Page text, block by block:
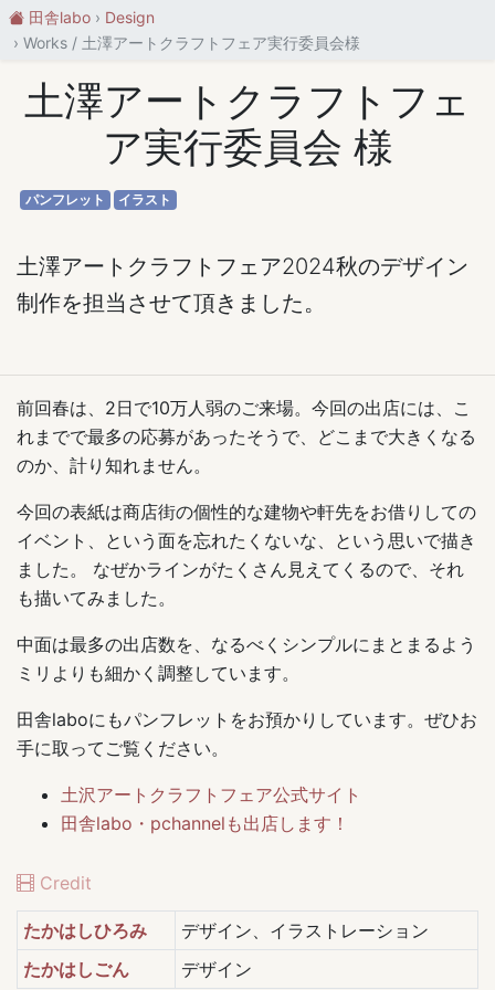
田舎labo
Design
Works / 土澤アートクラフトフェア実行委員会様
土澤アートクラフトフェ
ア実行委員会 様
パンフレット イラスト
土澤アートクラフトフェア2024秋のデザイン
制作を担当させて頂きました。
前回春は、2日で10万人弱のご来場。今回の出店には、こ
れまでで最多の応募があったそうで、どこまで大きくなる
のか、計り知れません。
今回の表紙は商店街の個性的な建物や軒先をお借りしての
イベント、という面を忘れたくないな、という思いで描き
ました。 なぜかラインがたくさん見えてくるので、それ
も描いてみました。
中面は最多の出店数を、なるべくシンプルにまとまるよう
ミリよりも細かく調整しています。
田舎laboにもパンフレットをお預かりしています。ぜひお
手に取ってご覧ください。
土沢アートクラフトフェア公式サイト
田舎labo・pchannelも出店します！
Credit
たかはしひろみ
デザイン、イラストレーション
たかはしごん
デザイン